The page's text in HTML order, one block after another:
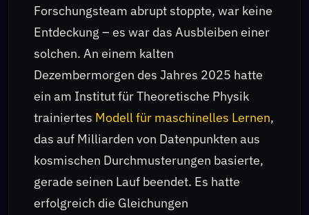
Forschungsteam abrupt stoppte, war keine
Entdeckung – es war das Ausbleiben einer
solchen. An einem kalten
Dezembermorgen des Jahres 2025 hatte
ein am Institut für Theoretische Physik
trainiertes Modell für maschinelles Lernen,
das auf Milliarden von Datenpunkten aus
kosmischen Durchmusterungen basierte,
gerade seinen Lauf beendet. Es hatte
erfolgreich die Gleichungen